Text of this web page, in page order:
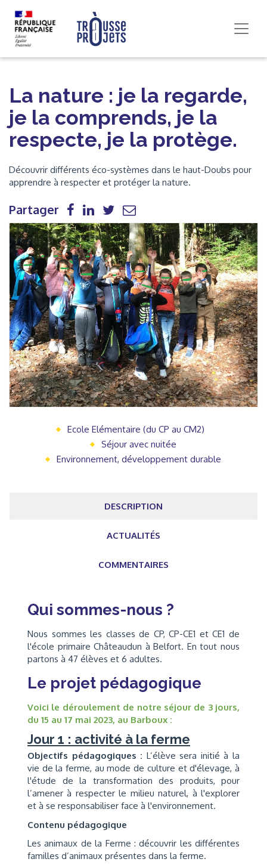
La nature : je la regarde,
je la comprends, je la
respecte, je la protège.
Découvrir différents éco-systèmes dans le haut-Doubs pour
apprendre à respecter et protéger la nature.
Partager
Ecole Elémentaire (du CP au CM2)
Séjour avec nuitée
Environnement, développement durable
DESCRIPTION
ACTUALITÉS
COMMENTAIRES
Qui sommes-nous ?
Nous sommes les classes de CP, CP-CE1 et CE1 de
l'école primaire Châteaudun à Belfort. En tout nous
partons à 47 élèves et 6 adultes.
Le projet pédagogique
Voici le déroulement de notre séjour de 3 jours,
du 15 au 17 mai 2023, au Barboux :
Jour 1 : activité à la ferme
Objectifs pédagogiques : L’élève sera initié à la
vie de la ferme, au mode de culture et d'élevage, à
l'étude de la transformation des produits, pour
l’amener à respecter le milieu naturel, à l'explorer
et à se responsabiliser face à l'environnement.
Contenu pédagogique
Les animaux de la Ferme : découvrir les différentes
familles d’animaux présentes dans la ferme.